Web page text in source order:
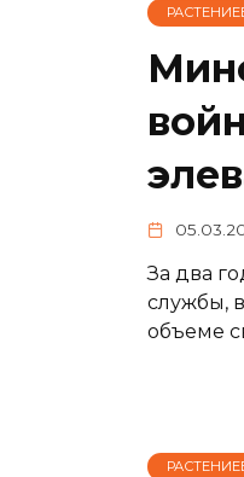
За два
службы,
объеме